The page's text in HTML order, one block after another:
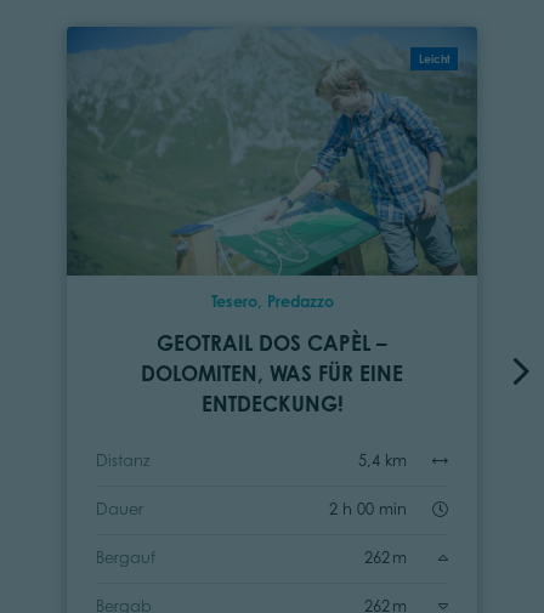
Leicht
Tesero, Predazzo
GEOTRAIL DOS CAPÈL –
DOLOMITEN, WAS FÜR EINE
ENTDECKUNG!
Distanz 5,4 km
Dauer 2 h 00 min
Bergauf 262 m
Bergab 262 m